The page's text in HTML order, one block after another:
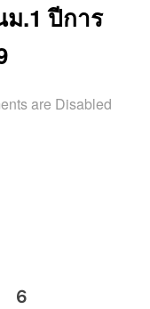
.1 ปีการ
are Disabled
6